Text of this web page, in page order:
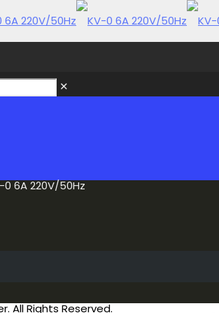
✕
0 6A 220V/50Hz
All Rights Reserved.